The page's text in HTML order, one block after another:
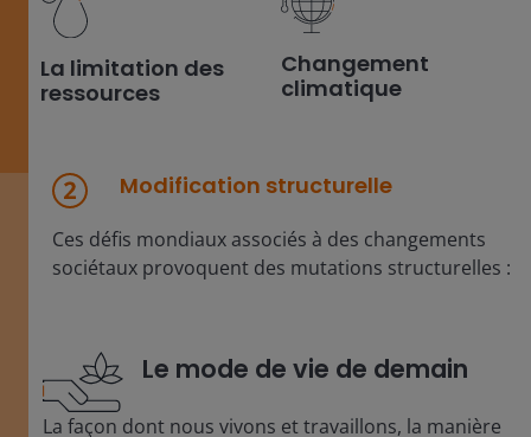
La limitation des
ressources
Changement
climatique
Modification structurelle
Ces défis mondiaux associés à des changements
sociétaux provoquent des mutations structurelles :
Le mode de vie de demain
La façon dont nous vivons et travaillons, la manière